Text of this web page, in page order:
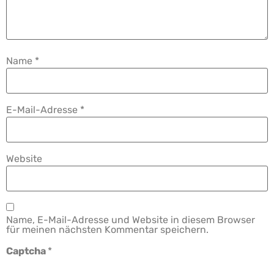
Name *
E-Mail-Adresse *
Website
Name, E-Mail-Adresse und Website in diesem Browser
für meinen nächsten Kommentar speichern.
Captcha *